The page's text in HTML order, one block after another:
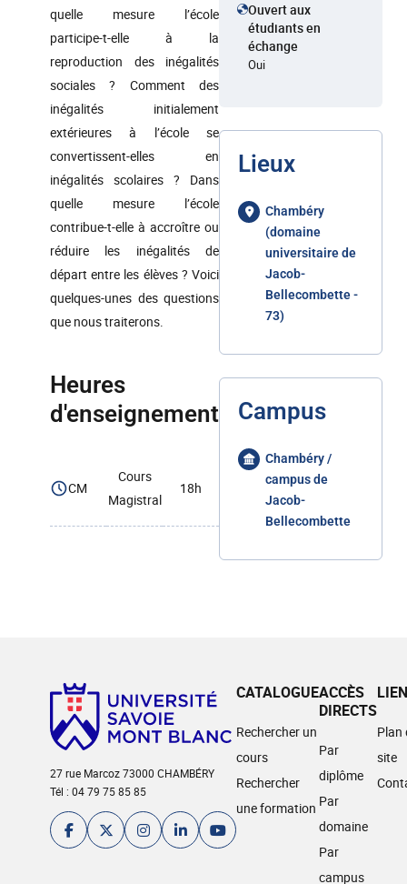
quelle mesure l’école
participe-t-elle à la
reproduction des inégalités
sociales ? Comment des
inégalités initialement
extérieures à l’école se
convertissent-elles en
inégalités scolaires ? Dans
quelle mesure l’école
contribue-t-elle à accroître ou
réduire les inégalités de
départ entre les élèves ? Voici
quelques-unes des questions
que nous traiterons.
Heures
d'enseignement
CM
Cours
Magistral
18h
Ouvert aux
étudiants en
échange
Oui
Lieux
Chambéry
(domaine
universitaire de
Jacob-
Bellecombette -
73)
Campus
Chambéry /
campus de
Jacob-
Bellecombette
27 rue Marcoz 73000 CHAMBÉRY
Tél : 04 79 75 85 85
CATALOGUE
Rechercher un
cours
Rechercher
une formation
ACCÈS
DIRECTS
Par
diplôme
Par
domaine
Par
campus
Plan
site